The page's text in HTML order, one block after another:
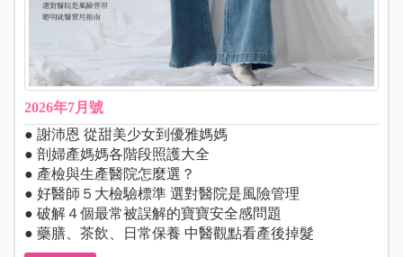
2026年7月號
● 謝沛恩 從甜美少女到優雅媽媽
● 剖婦產媽媽各階段照護大全
● 產檢與生產醫院怎麼選？
● 好醫師５大檢驗標準 選對醫院是風險管理
● 破解４個最常被誤解的寶寶安全感問題
● 藥膳、茶飲、日常保養 中醫觀點看產後掉髮